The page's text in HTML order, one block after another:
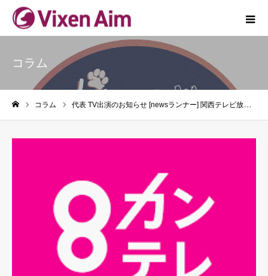
コラム
コラム 代表 TV出演のお知らせ [newsランナー] 関西テレビ放送 カンテレ